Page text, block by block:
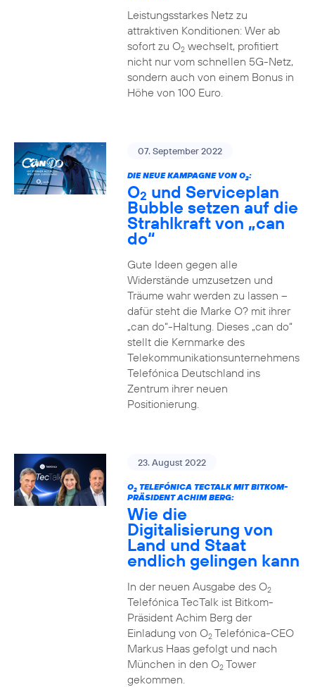
Leistungsstarkes Netz zu
attraktiven Konditionen: Wer ab
sofort zu O2wechselt, profitiert
nicht nur vom schnellen 5G-Netz,
sondern auch von einem Bonus in
Höhe von 100 Euro.
07. September 2022
DIE NEUE KAMPAGNE VON O2:
O2 und Serviceplan
Bubble setzen auf die
Strahlkraft von „can
do“
Gute Ideen gegen alle
Widerstände umzusetzen und
Träume wahr werden zu lassen –
dafür steht die Marke O? mit ihrer
„can do“-Haltung. Dieses „can do“
stellt die Kernmarke des
Telekommunikationsunternehmens
Telefónica Deutschland ins
Zentrum ihrer neuen
Positionierung.
23. August 2022
O2TELEFÓNICA TECTALK MIT BITKOM-
PRÄSIDENT ACHIM BERG:
Wie die
Digitalisierung von
Land und Staat
endlich gelingen kann
In der neuen Ausgabe des O2
Telefónica TecTalk ist Bitkom-
Präsident Achim Berg der
Einladung von O2Telefónica-CEO
Markus Haas gefolgt und nach
München in den O2Tower
gekommen.